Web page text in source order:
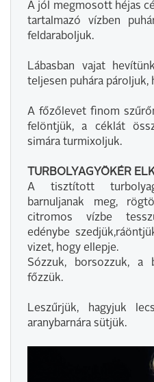
A jól megmosott héjas
tartalmazó vízben
feldaraboljuk.
Lábasban vajat
teljesen puhára pároljuk,
A főzőlevet finom
felöntjük, a céklát
simára turmixoljuk.
TURBOLYAGYÖKÉR
A tisztított
barnuljanak meg,
citromos vízbe
edénybe
vizet, hogy ellepje.
Sózzuk, borsozzuk, a
főzzük.
Leszűrjük, hagyjuk
aranybarnára sütjük.